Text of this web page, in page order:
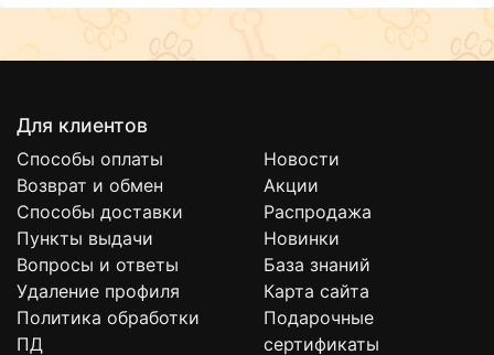
Срок годности: Минимум 36 месяцев Условия хранения:
Температурный режим для нормального
Для клиентов
Способы оплаты
Возврат и обмен
Способы доставки
Пункты выдачи
Вопросы и ответы
Удаление профиля
Политика обработки
ПД
Новости
Акции
Распродажа
Новинки
База знаний
Карта сайта
Подарочные
сертификаты